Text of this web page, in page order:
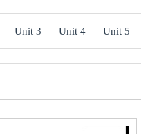
Unit 3 Unit 4 Unit 5